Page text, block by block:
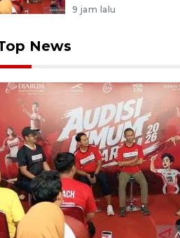
9 jam lalu
News